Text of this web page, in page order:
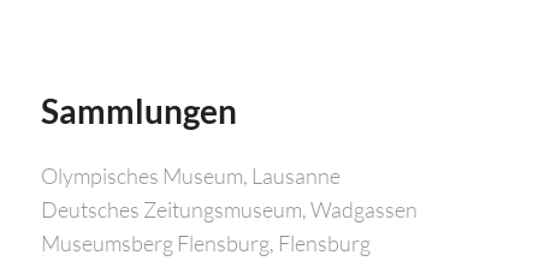
Sammlungen
Olympisches Museum, Lausanne
Deutsches Zeitungsmuseum, Wadgassen
Museumsberg Flensburg, Flensburg